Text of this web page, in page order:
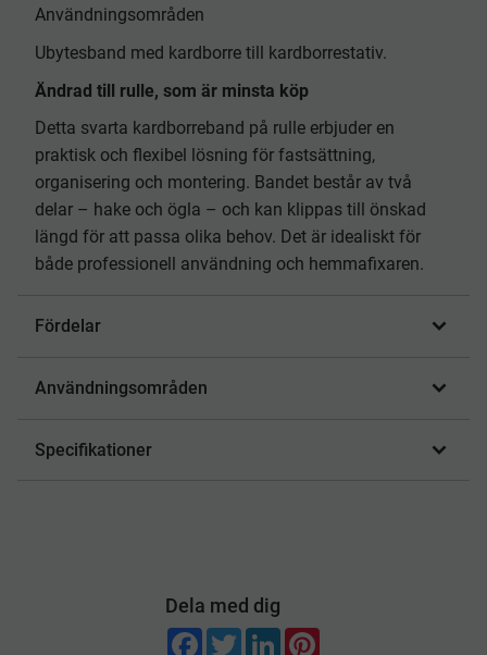
Användningsområden
Ubytesband med kardborre till kardborrestativ.
Ändrad till rulle, som är minsta köp
Detta svarta kardborreband på rulle erbjuder en
praktisk och flexibel lösning för fastsättning,
organisering och montering. Bandet består av två
delar – hake och ögla – och kan klippas till önskad
längd för att passa olika behov. Det är idealiskt för
både professionell användning och hemmafixaren.
Fördelar
Användningsområden
Specifikationer
Dela med dig
F
T
L